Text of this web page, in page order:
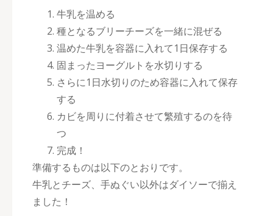
牛乳を温める
種となるブリーチーズを一緒に混ぜる
温めた牛乳を容器に入れて1日保存する
固まったヨーグルトを水切りする
さらに1日水切りのため容器に入れて保存
する
カビを周りに付着させて繁殖するのを待
つ
完成！
準備するものは以下のとおりです。
牛乳とチーズ、手ぬぐい以外はダイソーで揃え
ました！